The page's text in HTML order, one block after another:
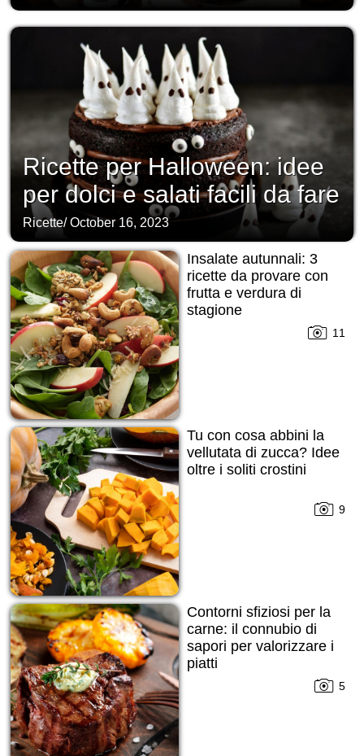
Ricette per Halloween: idee
per dolci e salati facili da fare
Ricette/October 16, 2023
Insalate autunnali: 3
ricette da provare con
frutta e verdura di
stagione
11
Tu con cosa abbini la
vellutata di zucca? Idee
oltre i soliti crostini
9
Contorni sfiziosi per la
carne: il connubio di
sapori per valorizzare i
piatti
5